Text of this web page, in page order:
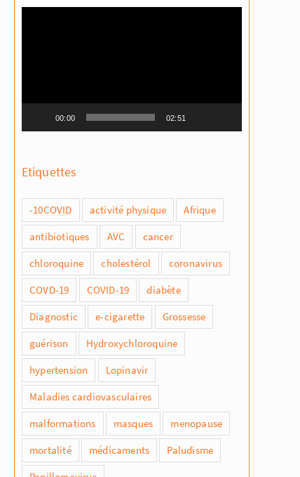
00:00 02:51
Etiquettes
-10COVID activité physique
Afrique
antibiotiques
AVC
cancer
chloroquine
cholestérol
coronavirus
COVD-19
COVID-19
diabète
Diagnostic
e-cigarette
Grossesse
guérison
Hydroxychloroquine
hypertension
Lopinavir
Maladies cardiovasculaires
malformations
masques
menopause
mortalité
médicaments
Paludisme